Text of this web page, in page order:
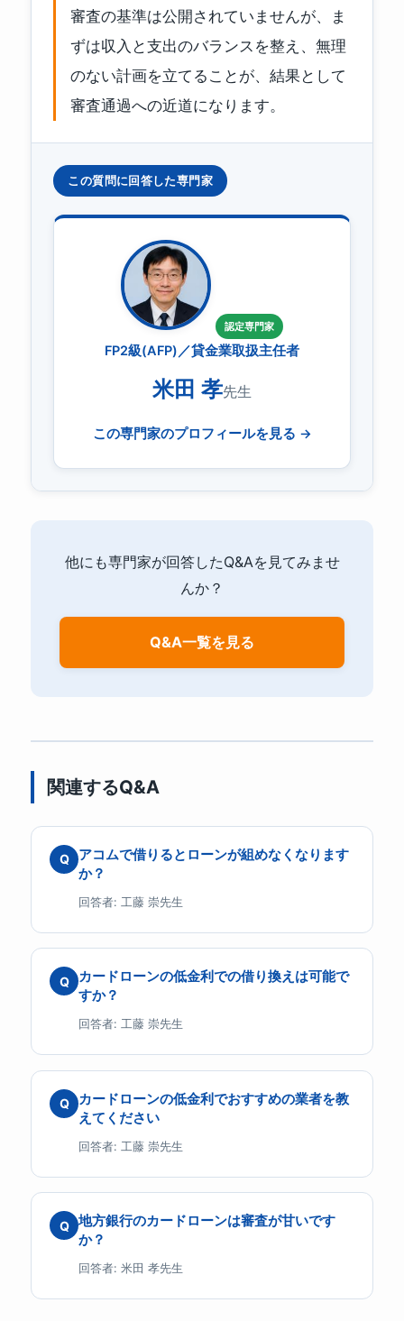
審査の基準は公開されていませんが、ま
ずは収入と支出のバランスを整え、無理
のない計画を立てることが、結果として
審査通過への近道になります。
この質問に回答した専門家
認定専門家
FP2級(AFP)／貸金業取扱主任者
米田 孝先生
この専門家のプロフィールを見る →
他にも専門家が回答したQ&Aを見てみませ
んか？
Q&A一覧を見る
関連するQ&A
Q
アコムで借りるとローンが組めなくなります
か？
回答者: 工藤 崇先生
Q
カードローンの低金利での借り換えは可能で
すか？
回答者: 工藤 崇先生
Q
カードローンの低金利でおすすめの業者を教
えてください
回答者: 工藤 崇先生
Q
地方銀行のカードローンは審査が甘いです
か？
回答者: 米田 孝先生